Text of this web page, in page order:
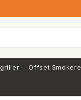
Offset Smokere